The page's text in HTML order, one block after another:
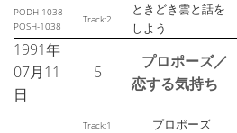
PODH-1038
POSH-1038
Track:2
ときどき雲と話を
しよう
1991年
07月11
日
5
プロポーズ／
恋する気持ち
Track:1 プロポーズ